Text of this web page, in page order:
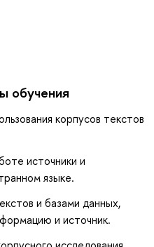
обучения
корпусов текстов
источники и
языке.
и базами данных,
и источник.